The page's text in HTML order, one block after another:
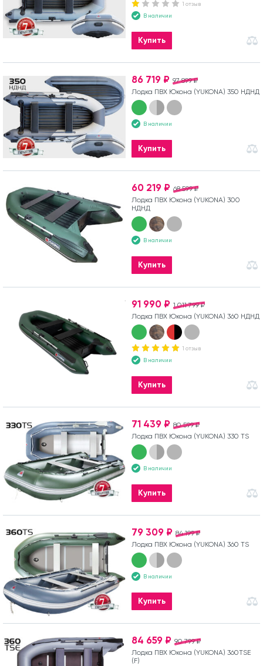
1 отзыв
В наличии
Купить
97 899 ₽
86 719 ₽
Лодка ПВХ Юкона (YUKONA) 350 НДНД
В наличии
Купить
68 599 ₽
60 219 ₽
Лодка ПВХ Юкона (YUKONA) 300
НДНД
В наличии
Купить
1 011 799 ₽
91 990 ₽
Лодка ПВХ Юкона (YUKONA) 360 НДНД
1 отзыв
В наличии
Купить
80 599 ₽
71 439 ₽
Лодка ПВХ Юкона (YUKONA) 330 TS
В наличии
Купить
84 199 ₽
79 309 ₽
Лодка ПВХ Юкона (YUKONA) 360 TS
В наличии
Купить
90 799 ₽
84 659 ₽
Лодка ПВХ Юкона (YUKONA) 360TSE
(F)